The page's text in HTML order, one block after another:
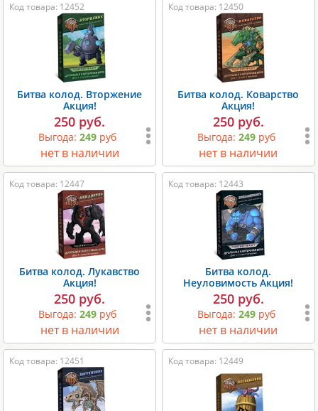
Код товара: 12452
Битва колод. Вторжение
Акция!
250 руб.
Выгода:249 руб
нет в наличии
Код товара: 12450
Битва колод. Коварство
Акция!
250 руб.
Выгода: 249руб
нет в наличии
Код товара: 12447
Битва колод. Лукавство
Акция!
250 руб.
Выгода:249 руб
нет в наличии
Код товара: 12443
Битва колод.
Неуловимость Акция!
250 руб.
Выгода: 249руб
нет в наличии
Код товара: 12451 Код товара: 12449